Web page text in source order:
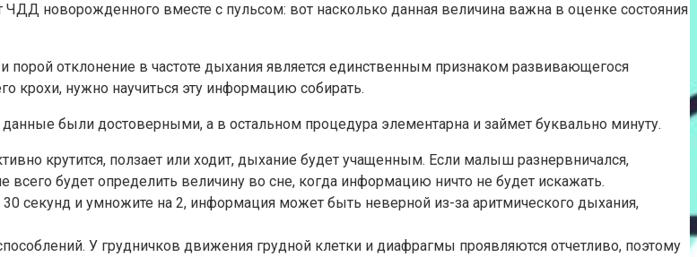
новорожденного вместе с пульсом: вот насколько данная величина важна в оценке состояния
порой отклонение в частоте дыхания является единственным признаком развивающегося
крохи, нужно научиться эту информацию собирать.
были достоверными, а в остальном процедура элементарна и займет буквально минуту.
крутится, ползает или ходит, дыхание будет учащенным. Если малыш разнервничался,
всего будет определить величину во сне, когда информацию ничто не будет искажать.
30 секунд и умножите на 2, информация может быть неверной из-за аритмического дыхания,
У грудничков движения грудной клетки и диафрагмы проявляются отчетливо, поэтому